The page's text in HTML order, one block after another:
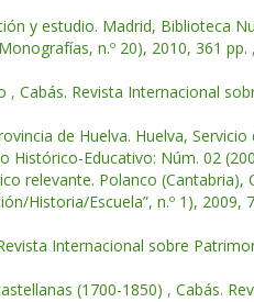
y estudio. Madrid, Biblioteca
n.º 20), 2010, 361 pp. ,
, Cabás. Revista Internacional
de Huelva. Huelva, Servicio
Histórico-Educativo: Núm. 02
relevante. Polanco (Cantabria),
Historia/Escuela”, n.º 1), 2009,
Internacional sobre
(1700-1850) , Cabás.